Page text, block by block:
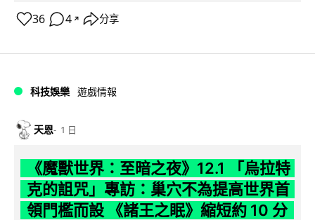
36 4 ↗ 分享
科技娛樂 遊戲情報
天恩 1 日
《魔獸世界：至暗之夜》12.1 「烏拉特
克的詛咒」專訪：巢穴不為提高世界首
領門檻而設 《諸王之眠》縮短約 10 分